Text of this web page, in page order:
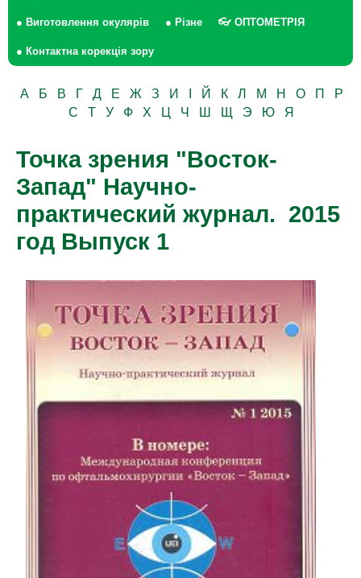
● Виготовлення окулярів ● Різне 👓 ОПТОМЕТРІЯ
● Контактна корекція зору
А Б В Г Д Е Ж З И Й К Л М Н О П
Р
С
Т У Ф Х Ц Ч Ш Щ Э Ю Я
Точка зрения "Восток-
Запад" Научно-
практический журнал. 2015
год Выпуск 1